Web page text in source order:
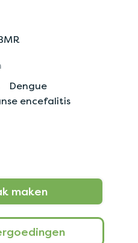
Dengue
encefalitis
maken